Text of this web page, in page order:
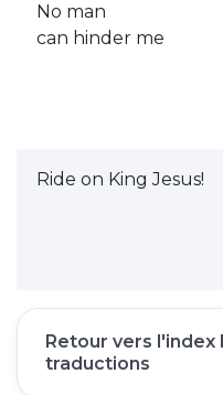
No man
can hinder me
Ride on King Jesus!
Retour vers l'index
traductions